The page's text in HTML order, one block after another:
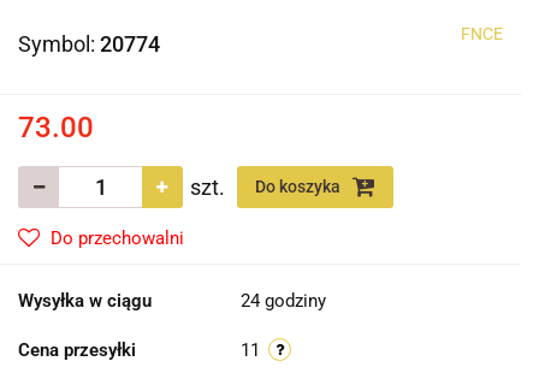
Symbol: 20774 FNCE
73.00
szt. Do koszyka
Do przechowalni
Wysyłka w ciągu 24 godziny
Cena przesyłki 11